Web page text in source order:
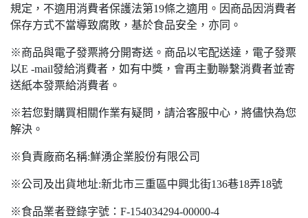
規定，不適用消費者保護法第19條之適用。因商品因消費者
保存方式不當導致腐敗，基於食品安全，亦同。
※商品與電子發票將分開寄送。商品以宅配送達，電子發票
以E -mail發給消費者，如有中獎，會再主動聯繫消費者並寄
送紙本發票給消費者。
※若您對購買相關作業有疑問，請洽客服中心，將儘快為您
解決。
※負責廠商名稱:鮮湧企業股份有限公司
※公司及出貨地址:新北市三重區中興北街136巷18弄18號
※食品業者登錄字號：F-154034294-00000-4